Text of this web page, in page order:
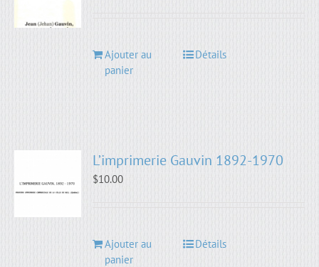
Ajouter au
panier
Détails
L’imprimerie Gauvin 1892-1970
$10.00
Ajouter au
panier
Détails